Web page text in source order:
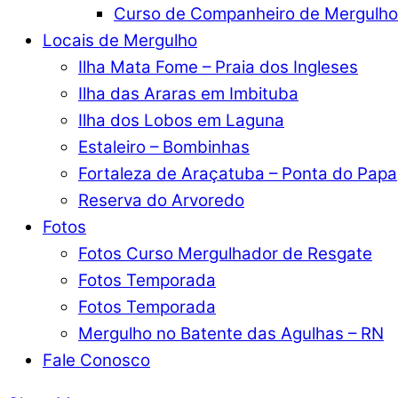
Curso de Companheiro de Mergulho
Locais de Mergulho
Ilha Mata Fome – Praia dos Ingleses
Ilha das Araras em Imbituba
Ilha dos Lobos em Laguna
Estaleiro – Bombinhas
Fortaleza de Araçatuba – Ponta do
Reserva do Arvoredo
Fotos
Fotos Curso Mergulhador de Resgate
Fotos Temporada
Fotos Temporada
Mergulho no Batente das Agulhas – RN
Fale Conosco